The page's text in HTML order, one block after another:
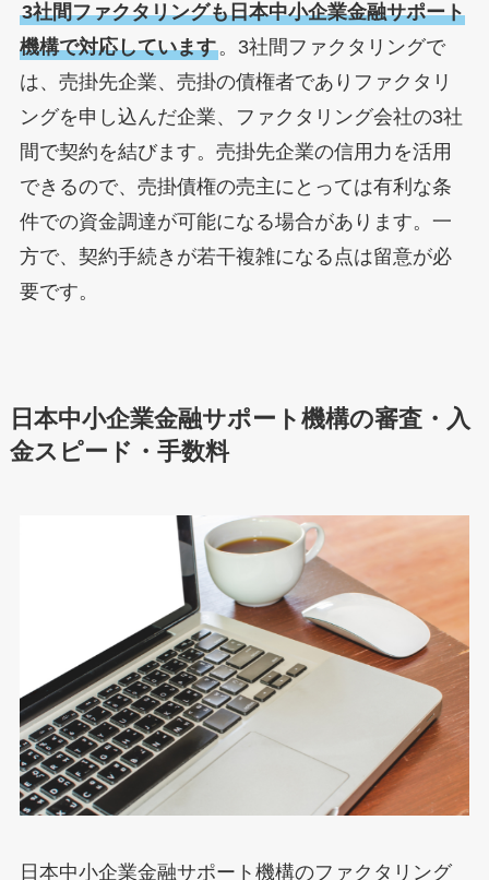
3社間ファクタリングも日本中小企業金融サポート
機構で対応しています。3社間ファクタリングで
は、売掛先企業、売掛の債権者でありファクタリ
ングを申し込んだ企業、ファクタリング会社の3社
間で契約を結びます。売掛先企業の信用力を活用
できるので、売掛債権の売主にとっては有利な条
件での資金調達が可能になる場合があります。一
方で、契約手続きが若干複雑になる点は留意が必
要です。
日本中小企業金融サポート機構の審査・入
金スピード・手数料
日本中小企業金融サポート機構のファクタリング